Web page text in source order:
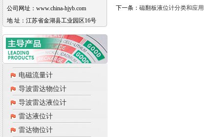
公司网址：www.china-hjyb.com
地 址：江苏省金湖县工业园区16号
电磁流量计
导波雷达物位计
导波雷达液位计
雷达液位计
雷达物位计
下一条： 磁翻板液位计分类和应用